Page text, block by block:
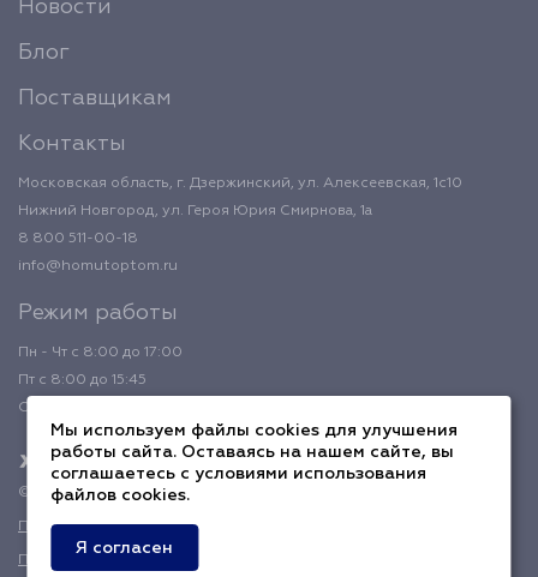
Новости
Блог
Поставщикам
Контакты
Московская область, г. Дзержинский, ул. Алексеевская, 1с10
Нижний Новгород, ул. Героя Юрия Смирнова, 1а
8 800 511-00-18
info@homutoptom.ru
Режим работы
Пн - Чт с 8:00 до 17:00
Пт с 8:00 до 15:45
Обед с 12:00 до 12:45
© 2026 ХомутОптом
Политика конфиденциальности
Публичная оферта
Мы используем файлы cookies для улучшения
работы сайта. Оставаясь на нашем сайте, вы
соглашаетесь с условиями использования
файлов cookies.
Я согласен